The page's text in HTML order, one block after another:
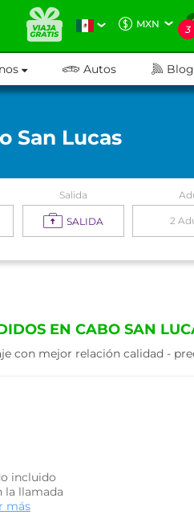
MXN 3
Autos Blog
San Lucas
Salida
SALIDA 2
EN CABO SAN
con mejor relación calidad -
incluido
la llamada
más